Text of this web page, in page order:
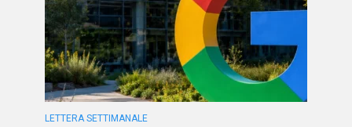
LETTERA SETTIMANALE